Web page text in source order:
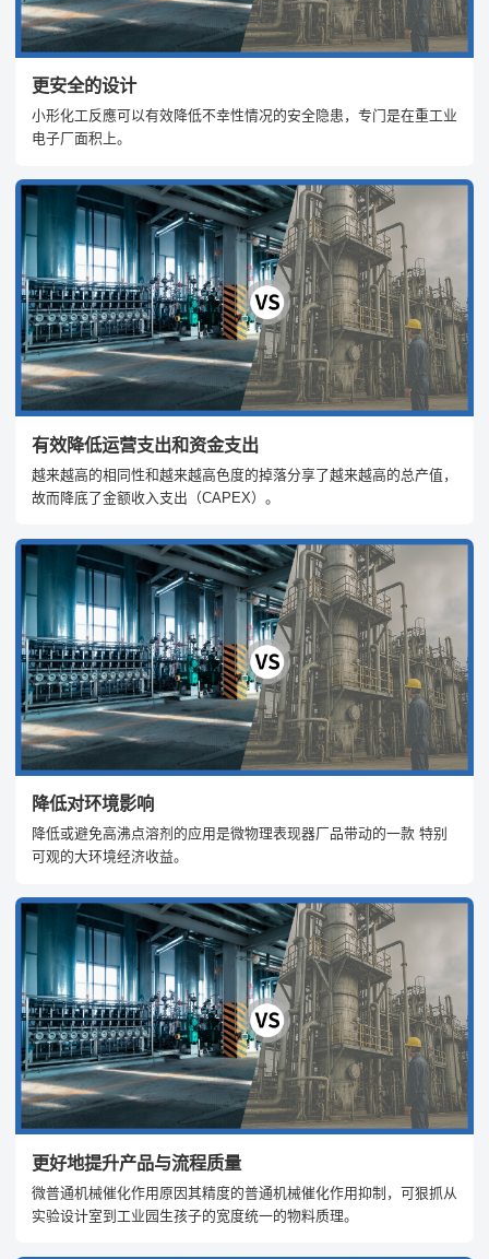
更安全的设计
小形化工反應可以有效降低不幸性情况的安全隐患，专门是在重工业
电子厂面积上。
有效降低运营支出和资金支出
越来越高的相同性和越来越高色度的掉落分享了越来越高的总产值，
故而降底了金额收入支出（CAPEX）。
降低对环境影响
降低或避免高沸点溶剂的应用是微物理表现器厂品带动的一款 特别
可观的大环境经济收益。
更好地提升产品与流程质量
微普通机械催化作用原因其精度的普通机械催化作用抑制，可狠抓从
实验设计室到工业园生孩子的宽度统一的物料质理。